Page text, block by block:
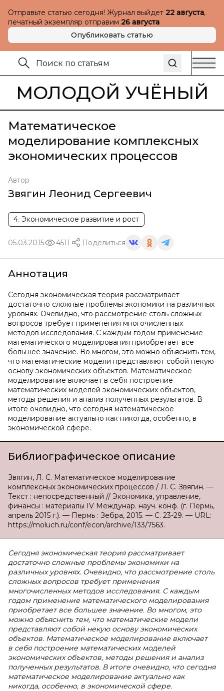
Отправьте статью сегодня! Журнал выйдет 22 августа,
печатный экземпляр отправим 26 августа
Опубликовать статью
МОЛОДОЙ УЧЁНЫЙ
Математическое
моделирование комплексных
экономических процессов
Автор
Звягин Леонид Сергеевич
4. Экономическое развитие и рост
05.03.2015 4511 Поделиться
Аннотация
Сегодня экономическая теория рассматривает
достаточно сложные проблемы экономики на различных
уровнях. Очевидно, что рассмотрение столь сложных
вопросов требует применения многочисленных
методов исследования. С каждым годом применение
математического моделирования приобретает все
большее значение. Во многом, это можно объяснить тем,
что математические модели представляют собой некую
основу экономических объектов. Математическое
моделирование включает в себя построение
математических моделей экономических объектов,
методы решения и анализ полученных результатов. В
итоге очевидно, что сегодня математическое
моделирование актуально как никогда, особенно, в
экономической сфере.
Библиографическое описание
Звягин, Л. С. Математическое моделирование
комплексных экономических процессов / Л. С. Звягин. —
Текст : непосредственный // Экономика, управление,
финансы : материалы IV Междунар. науч. конф. (г. Пермь,
апрель 2015 г.). — Пермь : Зебра, 2015. — С. 23-29. — URL:
https://moluch.ru/conf/econ/archive/133/7563.
Сегодня экономическая теория рассматривает
достаточно сложные проблемы экономики на
различных уровнях. Очевидно, что рассмотрение столь
сложных вопросов требует применения
многочисленных методов исследования. С каждым
годом применение математического моделирования
приобретает все большее значение. Во многом, это
можно объяснить тем, что математические модели
представляют собой некую основу экономических
объектов. Математическое моделирование включает
в себя построение математических моделей
экономических объектов, методы решения и анализ
полученных результатов. В итоге очевидно, что сегодня
математическое моделирование актуально как
никогда, особенно, в экономической сфере.